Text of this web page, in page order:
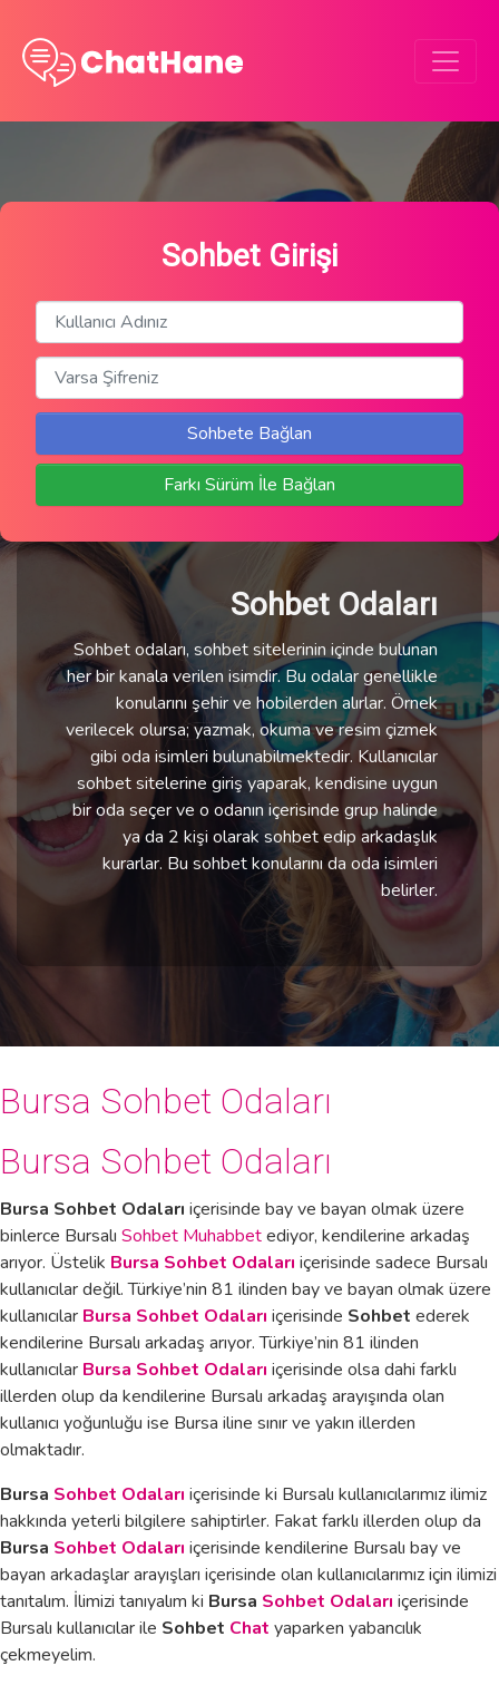
Sohbet Girişi
Sohbete Bağlan
Farkı Sürüm İle Bağlan
Sohbet Odaları
Sohbet odaları, sohbet sitelerinin içinde bulunan
her bir kanala verilen isimdir. Bu odalar genellikle
konularını şehir ve hobilerden alırlar. Örnek
verilecek olursa; yazmak, okuma ve resim çizmek
gibi oda isimleri bulunabilmektedir. Kullanıcılar
sohbet sitelerine giriş yaparak, kendisine uygun
bir oda seçer ve o odanın içerisinde grup halinde
ya da 2 kişi olarak sohbet edip arkadaşlık
kurarlar. Bu sohbet konularını da oda isimleri
belirler.
Bursa Sohbet Odaları
Bursa Sohbet Odaları
Bursa Sohbet Odaları içerisinde bay ve bayan olmak üzere
binlerce Bursalı Sohbet Muhabbetediyor, kendilerine arkadaş
arıyor. Üstelik Bursa Sohbet Odaları içerisinde sadece Bursalı
kullanıcılar değil. Türkiye’nin 81 ilinden bay ve bayan olmak üzere
kullanıcılar Bursa Sohbet Odaları içerisinde Sohbet ederek
kendilerine Bursalı arkadaş arıyor. Türkiye’nin 81 ilinden
kullanıcılar Bursa Sohbet Odaları içerisinde olsa dahi farklı
illerden olup da kendilerine Bursalı arkadaş arayışında olan
kullanıcı yoğunluğu ise Bursa iline sınır ve yakın illerden
olmaktadır.
Bursa Sohbet Odaları içerisinde ki Bursalı kullanıcılarımız ilimiz
hakkında yeterli bilgilere sahiptirler. Fakat farklı illerden olup da
Bursa Sohbet Odaları içerisinde kendilerine Bursalı bay ve
bayan arkadaşlar arayışları içerisinde olan kullanıcılarımız için ilimizi
tanıtalım. İlimizi tanıyalım ki Bursa Sohbet Odaları içerisinde
Bursalı kullanıcılar ile Sohbet Chat yaparken yabancılık
çekmeyelim.